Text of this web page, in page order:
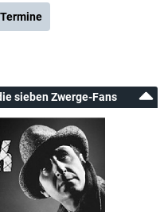
sieben Zwerge-Fans